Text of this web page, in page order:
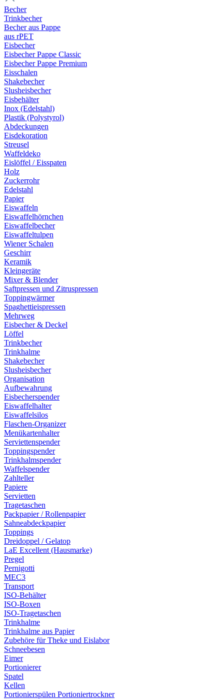
Becher
Trinkbecher
Becher aus Pappe
aus rPET
Eisbecher
Eisbecher Pappe Classic
Eisbecher Pappe Premium
Eisschalen
Shakebecher
Slusheisbecher
Eisbehälter
Inox (Edelstahl)
Plastik (Polystyrol)
Abdeckungen
Eisdekoration
Streusel
Waffeldeko
Eislöffel / Eisspaten
Holz
Zuckerrohr
Edelstahl
Papier
Eiswaffeln
Eiswaffelhörnchen
Eiswaffelbecher
Eiswaffeltulpen
Wiener Schalen
Geschirr
Keramik
Kleingeräte
Mixer & Blender
Saftpressen und Zitruspressen
Toppingwärmer
Spaghettieispressen
Mehrweg
Eisbecher & Deckel
Löffel
Trinkbecher
Trinkhalme
Shakebecher
Slusheisbecher
Organisation
Aufbewahrung
Eisbecherspender
Eiswaffelhalter
Eiswaffelsilos
Flaschen-Organizer
Menükartenhalter
Serviettenspender
Toppingspender
Trinkhalmspender
Waffelspender
Zahlteller
Papiere
Servietten
Tragetaschen
Packpapier / Rollenpapier
Sahneabdeckpapier
Toppings
Dreidoppel / Gelatop
LaE Excellent (Hausmarke)
Pregel
Pernigotti
MEC3
Transport
ISO-Behälter
ISO-Boxen
ISO-Tragetaschen
Trinkhalme
Trinkhalme aus Papier
Zubehöre für Theke und Eislabor
Schneebesen
Eimer
Portionierer
Spatel
Kellen
Portionierspülen Portioniertrockner